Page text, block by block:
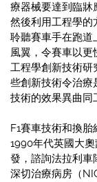
療器械要達到臨牀
然後利用工程學的
聆聽賽車手在跑道
風翼，令賽車以更
工程學創新技術研
些創新技術令治療
技術的效果異曲同
F1賽車技術和換胎
1990年代英國大
發，諮詢法拉利車
深切治療病房（